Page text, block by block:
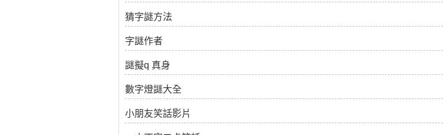
猜字謎方法
字謎作者
謎擬q 真身
數字燈謎大全
小朋友笑話影片